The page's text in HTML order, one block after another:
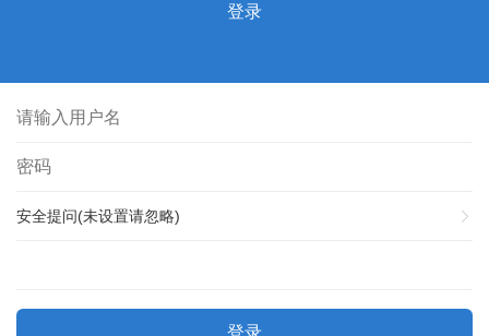
登录
安全提问(未设置请忽略)
登录